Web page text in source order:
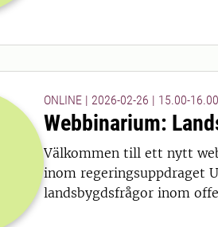
02 14:00till 2026-26-02 15:00
ONLINE | 2026-02-26 | 15.00-16.00
Webbinarium:
Välkommen till ett nytt
inom regeringsuppdraget
landsbygdsfrågor inom